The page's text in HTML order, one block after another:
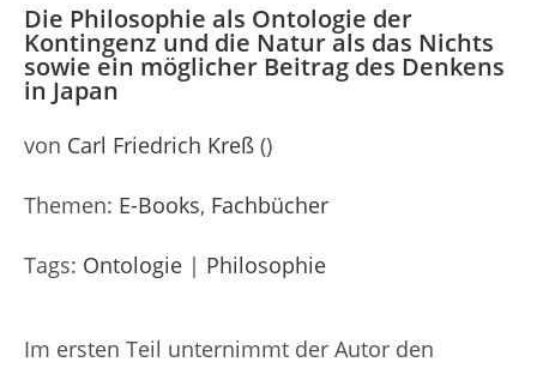
Die Philosophie als Ontologie der
Kontingenz und die Natur als das Nichts
sowie ein möglicher Beitrag des Denkens
in Japan
von Carl Friedrich Kreß ()
Themen: E-Books, Fachbücher
Tags: Ontologie | Philosophie
Im ersten Teil unternimmt der Autor den